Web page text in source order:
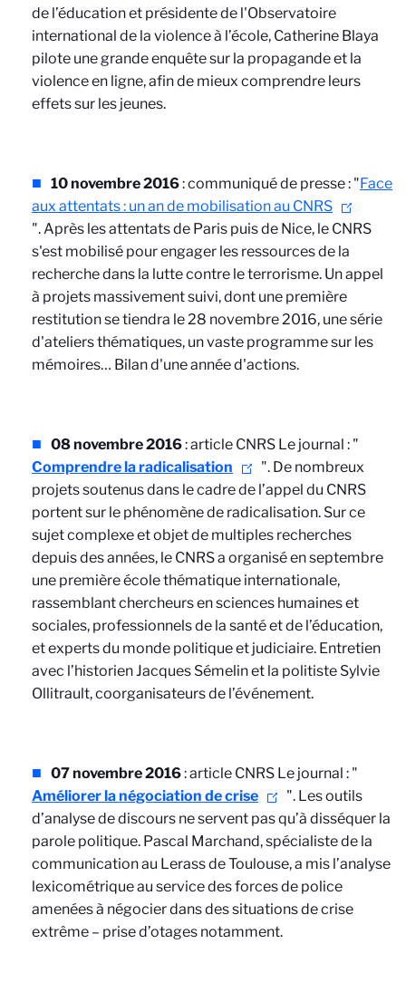
de l’éducation et présidente de l'Observatoire
international de la violence à l’école, Catherine Blaya
pilote une grande enquête sur la propagande et la
violence en ligne, afin de mieux comprendre leurs
effets sur les jeunes.
10 novembre 2016: communiqué de presse : "Face
aux attentats : un an de mobilisation au CNRS
". Après les attentats de Paris puis de Nice, le CNRS
s'est mobilisé pour engager les ressources de la
recherche dans la lutte contre le terrorisme. Un appel
à projets massivement suivi, dont une première
restitution se tiendra le 28 novembre 2016, une série
d'ateliers thématiques, un vaste programme sur les
mémoires… Bilan d'une année d'actions.
08 novembre 2016: article CNRS Le journal : "
Comprendre la radicalisation
". De nombreux
projets soutenus dans le cadre de l’appel du CNRS
portent sur le phénomène de radicalisation. Sur ce
sujet complexe et objet de multiples recherches
depuis des années, le CNRS a organisé en septembre
une première école thématique internationale,
rassemblant chercheurs en sciences humaines et
sociales, professionnels de la santé et de l’éducation,
et experts du monde politique et judiciaire. Entretien
avec l’historien Jacques Sémelin et la politiste Sylvie
Ollitrault, coorganisateurs de l’événement.
07 novembre 2016: article CNRS Le journal : "
Améliorer la négociation de crise
". Les outils
d’analyse de discours ne servent pas qu’à disséquer la
parole politique. Pascal Marchand, spécialiste de la
communication au Lerass de Toulouse, a mis l’analyse
lexicométrique au service des forces de police
amenées à négocier dans des situations de crise
extrême – prise d’otages notamment.